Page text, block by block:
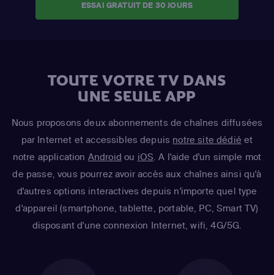
ESSAI GRATUIT DE 30 JOURS
TOUTE VOTRE TV DANS
UNE SEULE APP
Nous proposons deux abonnements de chaînes diffusées
par Internet et accessibles depuis notre site dédié et
notre application Android ou iOS . A l'aide d'un simple mot
de passe, vous pourrez avoir accès aux chaînes ainsi qu'à
d'autres options interactives depuis n'importe quel type
d'appareil (smartphone, tablette, portable, PC, Smart TV)
disposant d'une connexion Internet, wifi, 4G/5G.